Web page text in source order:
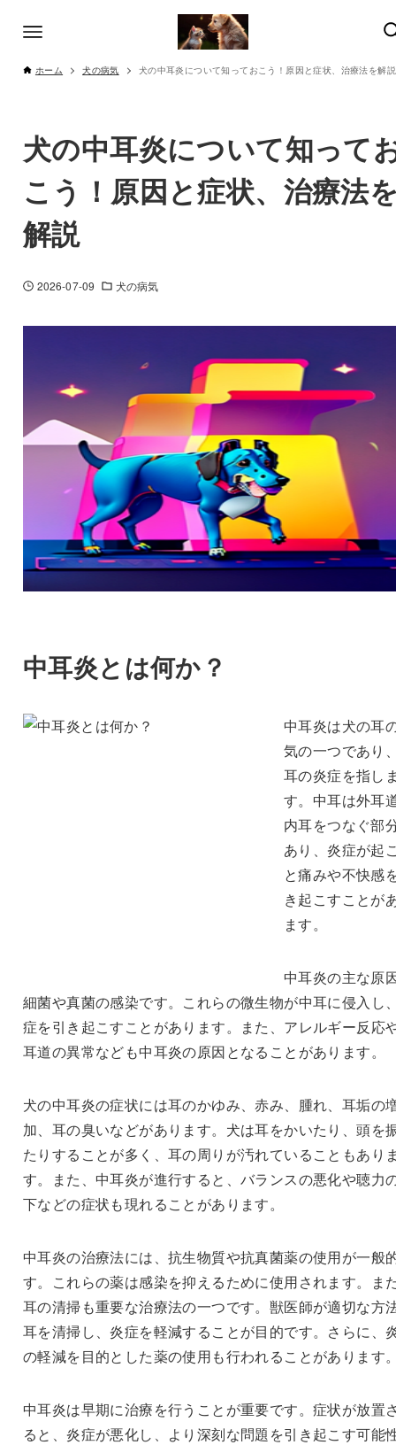
ホーム 犬の病気 犬の中耳炎について知っておこう！原因と症状、治療法を解説
犬の中耳炎について知って
こう！原因と症状、治療法
解説
2026-07-09 犬の病気
中耳炎とは何か？
中耳炎は犬の耳
気の一つであり
耳の炎症を指し
す。中耳は外耳
内耳をつなぐ部
あり、炎症が起
と痛みや不快感
き起こすことが
ます。
中耳炎の主な原
細菌や真菌の感染です。これらの微生物が中耳に侵入し
症を引き起こすことがあります。また、アレルギー反応
耳道の異常なども中耳炎の原因となることがあります。
犬の中耳炎の症状には耳のかゆみ、赤み、腫れ、耳垢の
加、耳の臭いなどがあります。犬は耳をかいたり、頭を
たりすることが多く、耳の周りが汚れていることもあり
す。また、中耳炎が進行すると、バランスの悪化や聴力
下などの症状も現れることがあります。
中耳炎の治療法には、抗生物質や抗真菌薬の使用が一般
す。これらの薬は感染を抑えるために使用されます。ま
耳の清掃も重要な治療法の一つです。獣医師が適切な方
耳を清掃し、炎症を軽減することが目的です。さらに、
の軽減を目的とした薬の使用も行われることがあります
中耳炎は早期に治療を行うことが重要です。症状が放置
ると、炎症が悪化し、より深刻な問題を引き起こす可能